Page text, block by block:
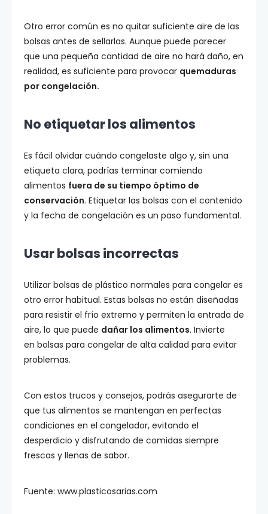
Otro error común es no quitar suficiente aire de las
bolsas antes de sellarlas. Aunque puede parecer
que una pequeña cantidad de aire no hará daño, en
realidad, es suficiente para provocar quemaduras
por congelación.
No etiquetar los alimentos
Es fácil olvidar cuándo congelaste algo y, sin una
etiqueta clara, podrías terminar comiendo
alimentos fuera de su tiempo óptimo de
conservación. Etiquetar las bolsas con el contenido
y la fecha de congelación es un paso fundamental.
Usar bolsas incorrectas
Utilizar bolsas de plástico normales para congelar es
otro error habitual. Estas bolsas no están diseñadas
para resistir el frío extremo y permiten la entrada de
aire, lo que puede dañar los alimentos. Invierte
en bolsas para congelar de alta calidad para evitar
problemas.
Con estos trucos y consejos, podrás asegurarte de
que tus alimentos se mantengan en perfectas
condiciones en el congelador, evitando el
desperdicio y disfrutando de comidas siempre
frescas y llenas de sabor.
Fuente: www.plasticosarias.com